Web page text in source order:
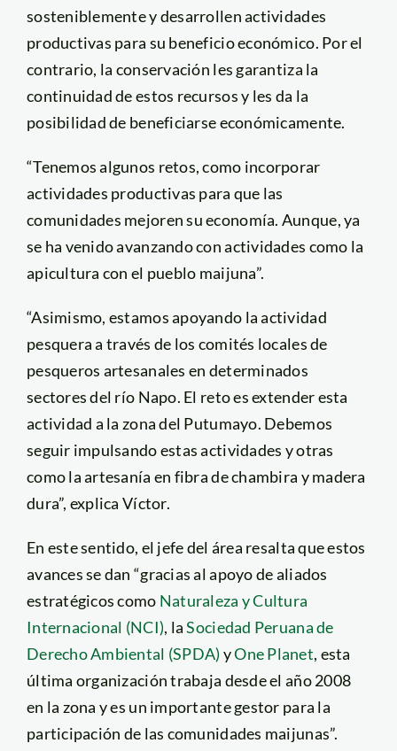
sosteniblemente y desarrollen actividades
productivas para su beneficio económico. Por el
contrario, la conservación les garantiza la
continuidad de estos recursos y les da la
posibilidad de beneficiarse económicamente.
“Tenemos algunos retos, como incorporar
actividades productivas para que las
comunidades mejoren su economía. Aunque, ya
se ha venido avanzando con actividades como la
apicultura con el pueblo maijuna”.
“Asimismo, estamos apoyando la actividad
pesquera a través de los comités locales de
pesqueros artesanales en determinados
sectores del río Napo. El reto es extender esta
actividad a la zona del Putumayo. Debemos
seguir impulsando estas actividades y otras
como la artesanía en fibra de chambira y madera
dura”, explica Víctor.
En este sentido, el jefe del área resalta que estos
avances se dan “gracias al apoyo de aliados
estratégicos como Naturaleza y Cultura
Internacional (NCI), laSociedad Peruana de
Derecho Ambiental (SPDA) yOne Planet, esta
última organización trabaja desde el año 2008
en la zona y es un importante gestor para la
participación de las comunidades maijunas”.